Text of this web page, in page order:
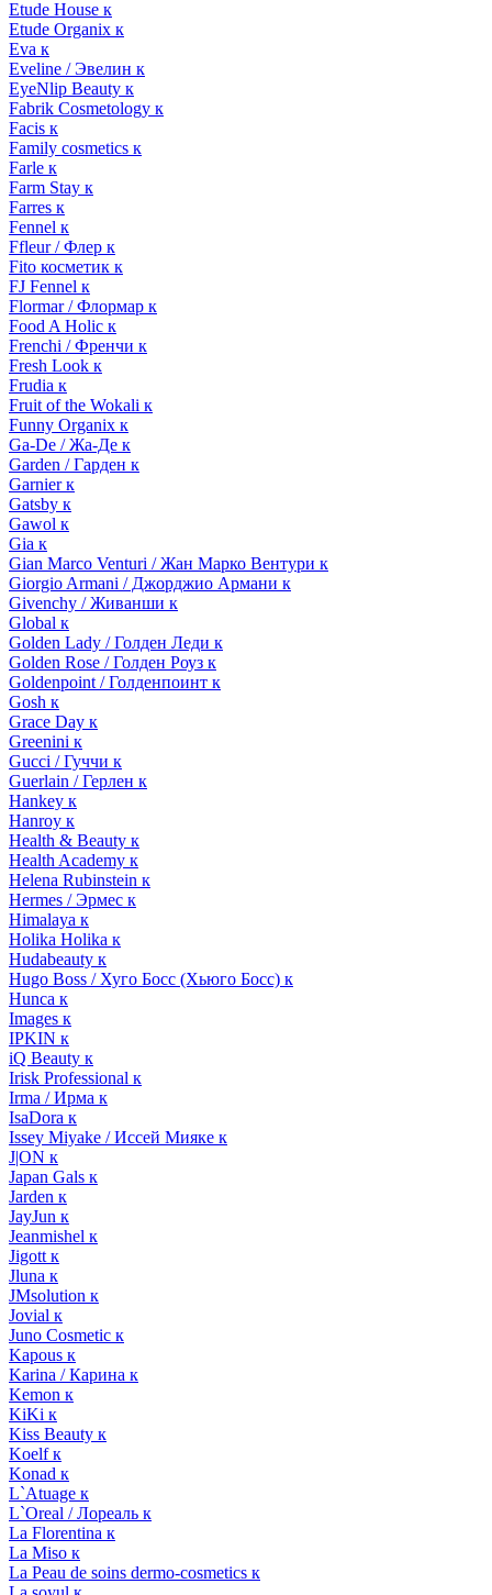
Etude House к
Etude Organix к
Eva к
Eveline / Эвелин к
EyeNlip Beauty к
Fabrik Cosmetology к
Facis к
Family cosmetics к
Farle к
Farm Stay к
Farres к
Fennel к
Ffleur / Флер к
Fito косметик к
FJ Fennel к
Flormar / Флормар к
Food A Holic к
Frenchi / Френчи к
Fresh Look к
Frudia к
Fruit of the Wokali к
Funny Organix к
Ga-De / Жа-Де к
Garden / Гарден к
Garnier к
Gatsby к
Gawol к
Gia к
Gian Marco Venturi / Жан Марко Вентури к
Giorgio Armani / Джорджио Армани к
Givenchy / Живанши к
Global к
Golden Lady / Голден Леди к
Golden Rose / Голден Роуз к
Goldenpoint / Голденпоинт к
Gosh к
Grace Day к
Greenini к
Gucci / Гуччи к
Guerlain / Герлен к
Hankey к
Hanroy к
Health & Beauty к
Health Academy к
Helena Rubinstein к
Hermes / Эрмес к
Himalaya к
Holika Holika к
Hudabeauty к
Hugo Boss / Хуго Босс (Хьюго Босс) к
Hunca к
Images к
IPKIN к
iQ Beauty к
Irisk Professional к
Irma / Ирма к
IsaDora к
Issey Miyake / Иссей Мияке к
J|ON к
Japan Gals к
Jarden к
JayJun к
Jeanmishel к
Jigott к
Jluna к
JMsolution к
Jovial к
Juno Cosmetic к
Kapous к
Karina / Карина к
Kemon к
KiKi к
Kiss Beauty к
Koelf к
Konad к
L`Atuage к
L`Oreal / Лореаль к
La Florentina к
La Miso к
La Peau de soins dermo-cosmetics к